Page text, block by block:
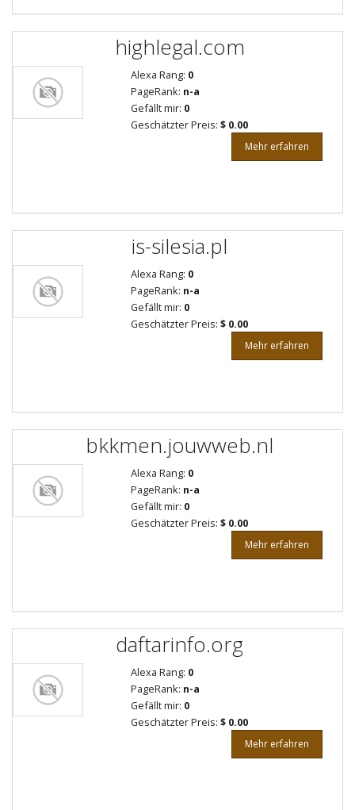
highlegal.com
Alexa Rang: 0
PageRank: n-a
Gefällt mir: 0
Geschätzter Preis: $ 0.00
Mehr erfahren
is-silesia.pl
Alexa Rang: 0
PageRank: n-a
Gefällt mir: 0
Geschätzter Preis: $ 0.00
Mehr erfahren
bkkmen.jouwweb.nl
Alexa Rang: 0
PageRank: n-a
Gefällt mir: 0
Geschätzter Preis: $ 0.00
Mehr erfahren
daftarinfo.org
Alexa Rang: 0
PageRank: n-a
Gefällt mir: 0
Geschätzter Preis: $ 0.00
Mehr erfahren